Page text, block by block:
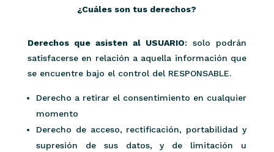
¿Cuáles son tus derechos?
Derechos que asisten al USUARIO: solo podrán
satisfacerse en relación a aquella información que
se encuentre bajo el control del RESPONSABLE.
Derecho a retirar el consentimiento en cualquier
momento
Derecho de acceso, rectificación, portabilidad y
supresión de sus datos, y de limitación u